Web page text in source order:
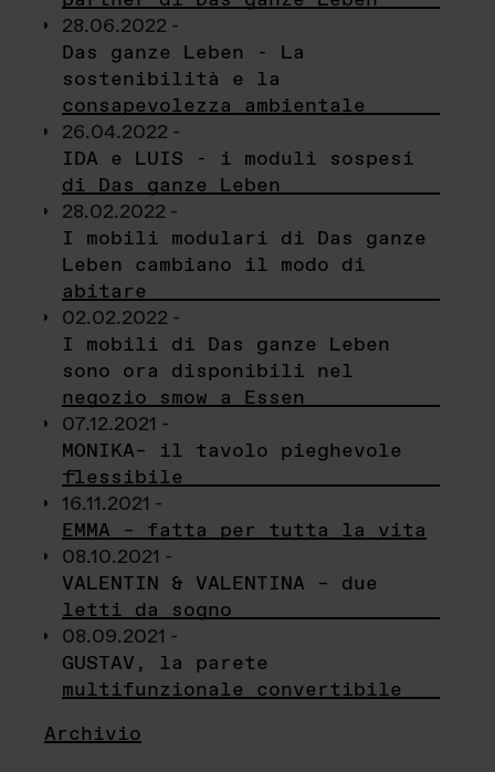
28.06.2022 -
Das ganze Leben - La
sostenibilità e la
consapevolezza ambientale
26.04.2022 -
IDA e LUIS - i moduli sospesi
di Das ganze Leben
28.02.2022 -
I mobili modulari di Das ganze
Leben cambiano il modo di
abitare
02.02.2022 -
I mobili di Das ganze Leben
sono ora disponibili nel
negozio smow a Essen
07.12.2021 -
MONIKA– il tavolo pieghevole
flessibile
16.11.2021 -
EMMA – fatta per tutta la vita
08.10.2021 -
VALENTIN & VALENTINA – due
letti da sogno
08.09.2021 -
GUSTAV, la parete
multifunzionale convertibile
Archivio